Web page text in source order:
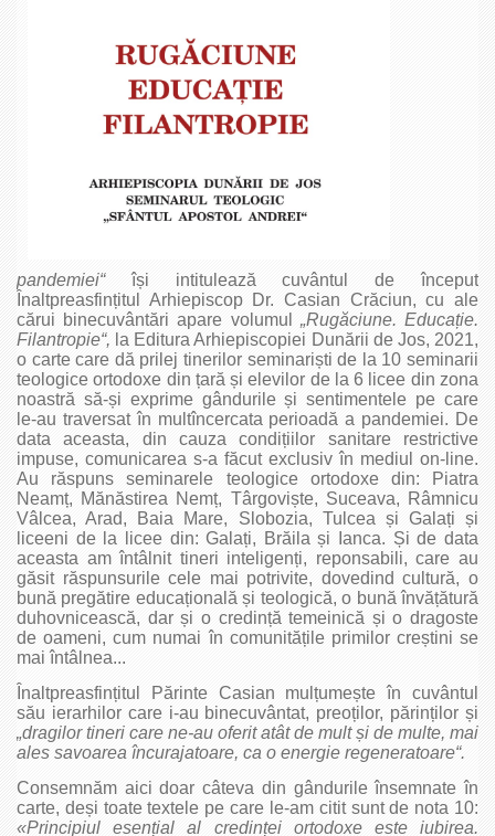
pandemiei“își intitulează cuvântul de început
Înaltpreasfințitul Arhiepiscop Dr. Casian Crăciun, cu ale
cărui binecuvântări apare volumul „Rugăciune. Educa­ție.
Filantropie“, la Editura Arhi­episcopiei Dunării de Jos, 2021,
o carte care dă prilej tinerilor se­mi­nariști de la 10 seminarii
teologice ortodoxe din țară și elevilor de la 6 licee din zona
noastră să‑și exprime gândurile și sentimentele pe care
le‑au traversat în multîncercata perioadă a pandemiei. De
data aceasta, din cauza condițiilor sanitare restrictive
impuse, comunicarea s‑a făcut exclusiv în mediul on‑line.
Au răspuns seminarele teologice ortodoxe din: Piatra
Neamț, Mănăstirea Nemț, Târgoviște, Suceava, Râmnicu
Vâlcea, Arad, Baia Mare, Slobozia, Tulcea și Galați și
liceeni de la licee din: Galați, Brăila și Ianca. Și de data
aceasta am întâlnit tineri inteligenți, reponsabili, care au
găsit răspunsurile cele mai potrivite, dovedind cultură, o
bună pregătire educațională și teologică, o bună învățătură
duhovnicească, dar și o credință temeinică și o dragoste
de oameni, cum numai în comunitățile primilor creștini se
mai întâlnea...
Înaltpreasfințitul Părinte Casian mulțumește în cuvântul
său ierarhilor care i‑au binecuvântat, preoților, părinților și
„dragilor tineri care ne‑au oferit atât de mult și de multe, mai
ales savoarea încurajatoare, ca o energie regeneratoare“.
Consemnăm aici doar câteva din gândurile însemnate în
carte, deși toate textele pe care le‑am citit sunt de nota 10:
«Principiul esențial al credinței ortodoxe este iubirea.